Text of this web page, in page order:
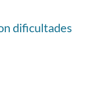
dificultades